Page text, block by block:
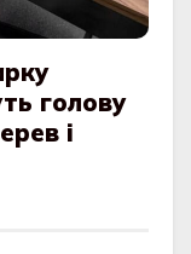
голову
і